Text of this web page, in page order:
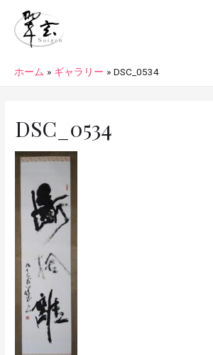
ホーム ギャラリー DSC_0534
DSC_0534